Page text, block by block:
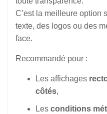
C’est la meilleure option
texte, des logos ou des
face.
Recommandé pour :
Les affichages
côtés,
Les conditions